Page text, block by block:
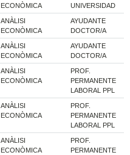
ECONÒMICA
UNIVERSIDAD
ANÀLISI
ECONÒMICA
AYUDANTE
DOCTOR/A
ANÀLISI
ECONÒMICA
AYUDANTE
DOCTOR/A
ANÀLISI
ECONÒMICA
PROF.
PERMANENTE
LABORAL PPL
ANÀLISI
ECONÒMICA
PROF.
PERMANENTE
LABORAL PPL
ANÀLISI
ECONÒMICA
PROF.
PERMANENTE